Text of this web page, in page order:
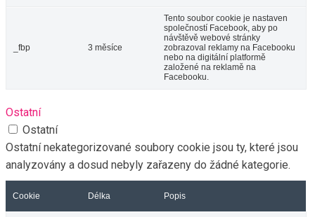
_fbp 3 měsíce
Tento soubor cookie je nastaven
společností Facebook, aby po
návštěvě webové stránky
zobrazoval reklamy na Facebooku
nebo na digitální platformě
založené na reklamě na
Facebooku.
Ostatní
Ostatní
Ostatní nekategorizované soubory cookie jsou ty, které jsou
analyzovány a dosud nebyly zařazeny do žádné kategorie.
Cookie Délka Popis